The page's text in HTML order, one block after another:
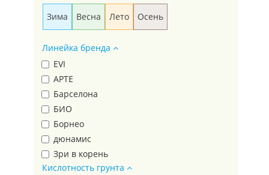
Зима Весна Лето Осень
Линейка бренда
EVI
АРТЕ
Барселона
БИО
Борнео
дюнамис
Зри в корень
КРЕПЫШ
Кислотность грунта